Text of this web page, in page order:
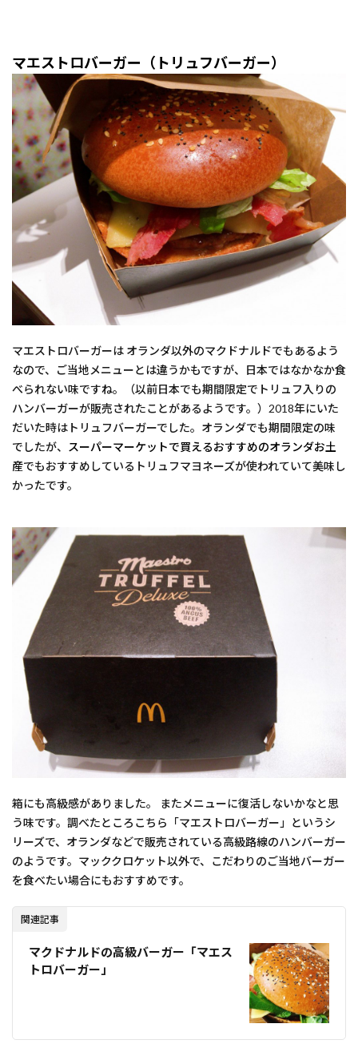
マエストロバーガー（トリュフバーガー）
マエストロバーガーは オランダ以外のマクドナルドでもあるよう
なので、ご当地メニューとは違うかもですが、日本ではなかなか食
べられない味ですね。（以前日本でも期間限定でトリュフ入りの
ハンバーガーが販売されたことがあるようです。）2018年にいた
だいた時はトリュフバーガーでした。オランダでも期間限定の味
でしたが、
スーパーマーケットで買えるおすすめのオランダお土
産でもおすすめしているトリュフマヨネーズが使われていて美味し
かったです。
箱にも高級感がありました。 またメニューに復活しないかなと思
う味です。調べたところこちら「マエストロバーガー」というシ
リーズで、オランダなどで販売されている高級路線のハンバーガー
のようです。マッククロケット以外で、こだわりのご当地バーガー
を食べたい場合にもおすすめです。
関連記事
マクドナルドの高級バーガー「マエス
トロバーガー」